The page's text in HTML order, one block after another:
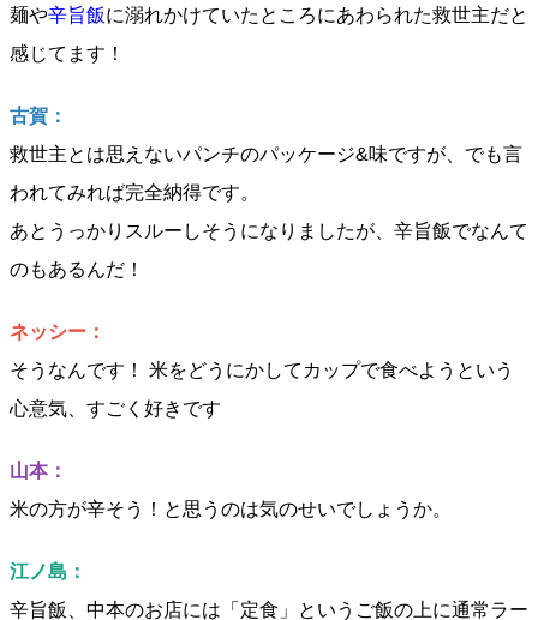
麺や辛旨飯に溺れかけていたところにあわられた救世主だと
感じてます！
古賀：
救世主とは思えないパンチのパッケージ&味ですが、でも言
われてみれば完全納得です。
あとうっかりスルーしそうになりましたが、辛旨飯でなんて
のもあるんだ！
ネッシー：
そうなんです！ 米をどうにかしてカップで食べようという
心意気、すごく好きです
山本：
米の方が辛そう！と思うのは気のせいでしょうか。
江ノ島：
辛旨飯、中本のお店には「定食」というご飯の上に通常ラー